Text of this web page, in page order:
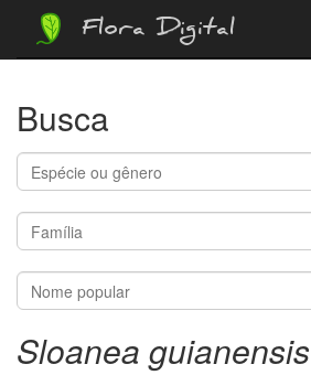
Flora Digital
Busca
Sloanea guianensis